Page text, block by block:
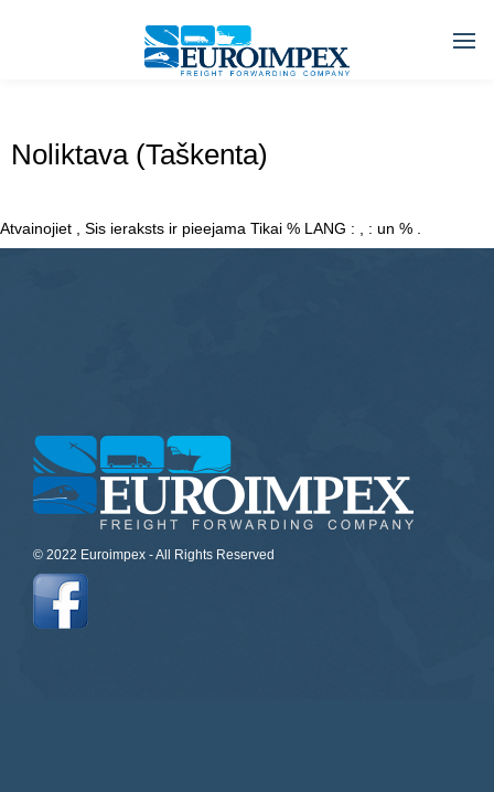
Noliktava (Taškenta)
Atvainojiet , Sis ieraksts ir pieejama Tikai % LANG : , : un % .
© 2022 Euroimpex - All Rights Reserved